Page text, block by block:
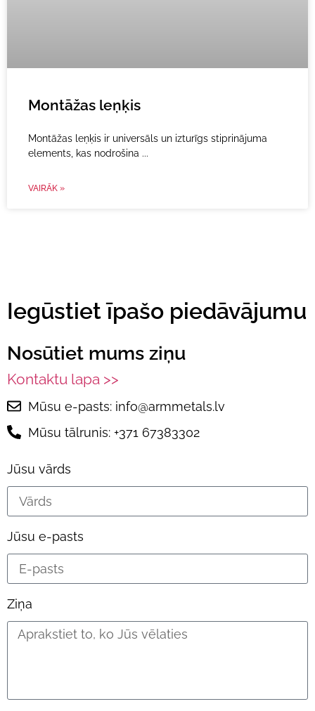
Montāžas leņķis
Montāžas leņķis ir universāls un izturīgs stiprinājuma
elements, kas nodrošina
VAIRĀK »
Iegūstiet īpašo piedāvājumu
Nosūtiet mums ziņu
Kontaktu lapa >>
Mūsu e-pasts: info@armmetals.lv
Mūsu tālrunis: +371 67383302
Jūsu vārds
Jūsu e-pasts
Ziņa